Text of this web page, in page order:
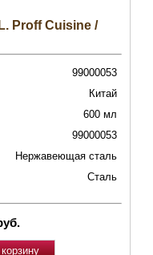
Proff Cuisine /
99000053
Китай
600 мл
99000053
Нержавеющая сталь
Сталь